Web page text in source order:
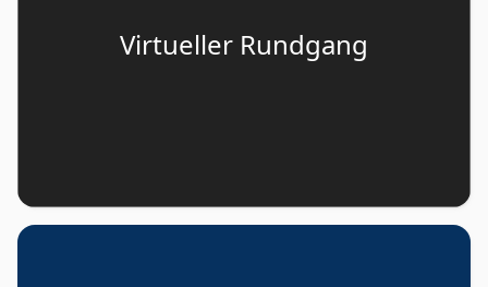
Virtueller Rundgang